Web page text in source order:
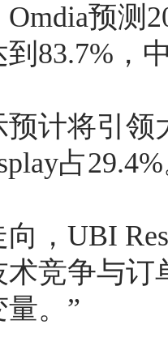
预测
83.7%，
计将引领
占29.4%
，UBI
竞争与
。”